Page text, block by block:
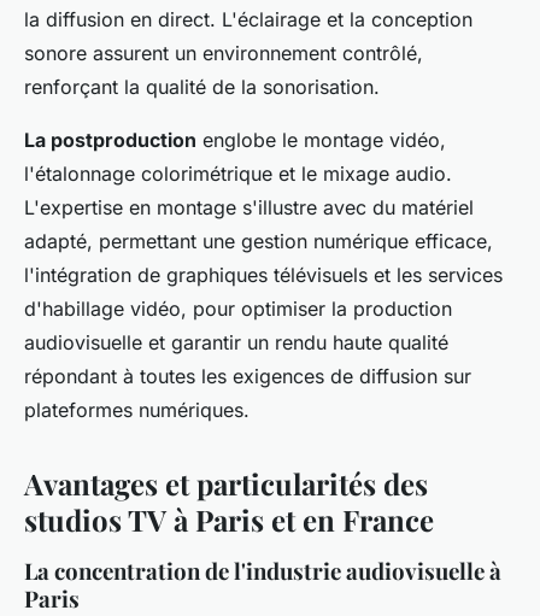
la diffusion en direct. L'éclairage et la conception
sonore assurent un environnement contrôlé,
renforçant la qualité de la sonorisation.
La postproduction englobe le montage vidéo,
l'étalonnage colorimétrique et le mixage audio.
L'expertise en montage s'illustre avec du matériel
adapté, permettant une gestion numérique efficace,
l'intégration de graphiques télévisuels et les services
d'habillage vidéo, pour optimiser la production
audiovisuelle et garantir un rendu haute qualité
répondant à toutes les exigences de diffusion sur
plateformes numériques.
Avantages et particularités des
studios TV à Paris et en France
La concentration de l'industrie audiovisuelle à
Paris